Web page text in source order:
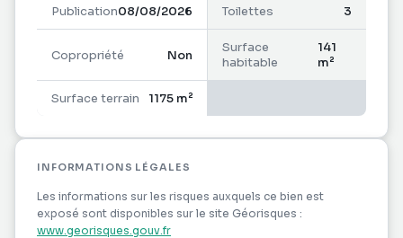
terrasse couverte.
Atout haut de gamme unique : en rez-de-jardin, un
immense espace de 140 m² sert actuellement de
garage et de salle de sport. Ce volume, déjà équipé
d'une salle d'eau, est totalement aménageable pour
un logement additionnel indépendant.
Publication08/08/2026 Toilettes 3
Copropriété Non
Surface
habitable
141
m²
Surface terrain 1175 m²
INFORMATIONS LÉGALES
Les informations sur les risques auxquels ce bien est
exposé sont disponibles sur le site Géorisques :
www.georisques.gouv.fr